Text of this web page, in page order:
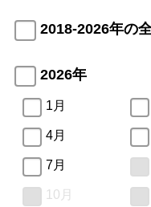
2018-2026年の
2026年
1月
4月
7月
10月